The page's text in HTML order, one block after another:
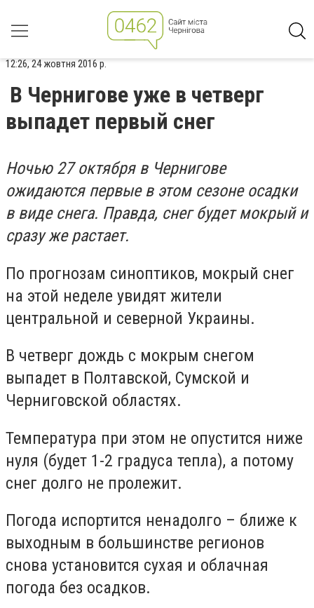
12:26, 24 жовтня 2016 р.
В Чернигове уже в четверг
выпадет первый снег
Ночью 27 октября в Чернигове
ожидаются первые в этом сезоне осадки
в виде снега. Правда, снег будет мокрый и
сразу же растает.
По прогнозам синоптиков, мокрый снег
на этой неделе увидят жители
центральной и северной Украины.
В четверг дождь с мокрым снегом
выпадет в Полтавской, Сумской и
Черниговской областях.
Температура при этом не опустится ниже
нуля (будет 1-2 градуса тепла), а потому
снег долго не пролежит.
Погода испортится ненадолго – ближе к
выходным в большинстве регионов
снова установится сухая и облачная
погода без осадков.